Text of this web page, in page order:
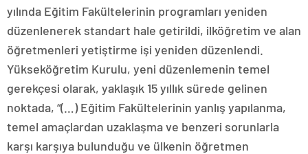
yılında Eğitim Fakültelerinin programları yeniden
düzenlenerek standart hale getirildi, ilköğretim ve alan
öğretmenleri yetiştirme işi yeniden düzenlendi.
Yükseköğretim Kurulu, yeni düzenlemenin temel
gerekçesi olarak, yaklaşık 15 yıllık sürede gelinen
noktada, “(…) Eğitim Fakültelerinin yanlış yapılanma,
temel amaçlardan uzaklaşma ve benzeri sorunlarla
karşı karşıya bulunduğu ve ülkenin öğretmen